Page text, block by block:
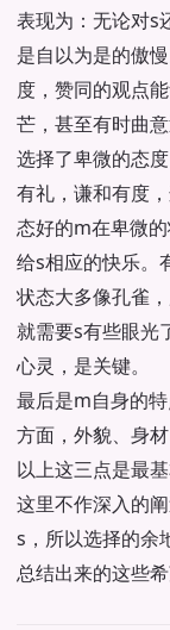
表现为：无论对s
是自以为是的傲
度，赞同的观点
芒，甚至有时曲
选择了卑微的态
有礼，谦和有度
态好的m在卑微
给s相应的快乐。
状态大多像孔雀
就需要s有些眼光
心灵，是关键。
最后是m自身的
方面，外貌、身
以上这三点是最
这里不作深入的
s，所以选择的余
总结出来的这些